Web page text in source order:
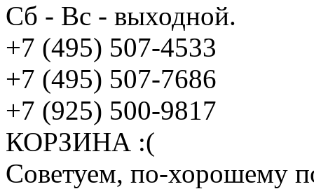
Сб - Вс - выходной.
+7 (495) 507-4533
+7 (495) 507-7686
+7 (925) 500-9817
КОРЗИНА :(
Советуем, по-хорошему